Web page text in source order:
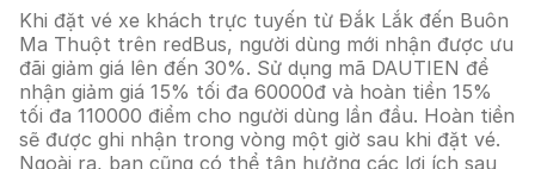
Khi đặt vé xe khách trực tuyến từ Đắk Lắk đến Buôn
Ma Thuột trên redBus, người dùng mới nhận được ưu
đãi giảm giá lên đến 30%. Sử dụng mã DAUTIEN để
nhận giảm giá 15% tối đa 60000đ và hoàn tiền 15%
tối đa 110000 điểm cho người dùng lần đầu. Hoàn tiền
sẽ được ghi nhận trong vòng một giờ sau khi đặt vé.
Ngoài ra, bạn cũng có thể tận hưởng các lợi ích sau